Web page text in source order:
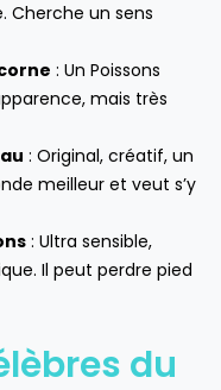
Cherche un sens
: Un Poissons
mais très
: Original, créatif, un
meilleur et veut s’y
: Ultra sensible,
Il peut perdre pied
du